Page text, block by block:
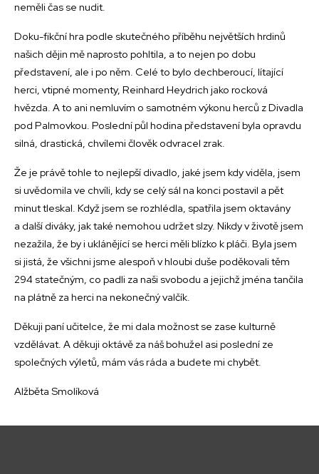
neměli čas se nudit.
Doku-fikční hra podle skutečného příběhu největších hrdinů
našich dějin mě naprosto pohltila, a to nejen po dobu
představení, ale i po něm. Celé to bylo dechberoucí, lítající
herci, vtipné momenty, Reinhard Heydrich jako rocková
hvězda. A to ani nemluvím o samotném výkonu herců z Divadla
pod Palmovkou. Poslední půl hodina představení byla opravdu
silná, drastická, chvílemi člověk odvracel zrak.
Že je právě tohle to nejlepší divadlo, jaké jsem kdy viděla, jsem
si uvědomila ve chvíli, kdy se celý sál na konci postavil a pět
minut tleskal. Když jsem se rozhlédla, spatřila jsem oktavány
a další diváky, jak také nemohou udržet slzy. Nikdy v životě jsem
nezažila, že by i uklánějící se herci měli blízko k pláči. Byla jsem
si jistá, že všichni jsme alespoň v hloubi duše poděkovali těm
294 statečným, co padli za naši svobodu a jejichž jména tančila
na plátně za herci na nekonečný valčík.
Děkuji paní učitelce, že mi dala možnost se zase kulturně
vzdělávat. A děkuji oktávě za náš bohužel asi poslední ze
společných výletů, mám vás ráda a budete mi chybět.
Alžběta Smolíková